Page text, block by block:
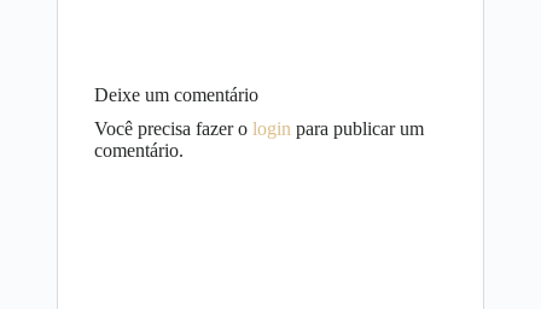
Deixe um comentário
Você precisa fazer o login para publicar um
comentário.